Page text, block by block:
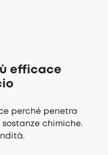
efficace
perché penetra
chimiche.